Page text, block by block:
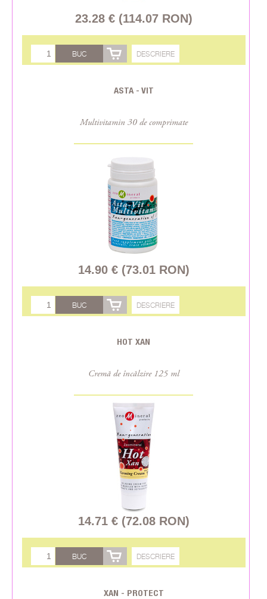
23.28 € (114.07 RON)
BUC DESCRIERE
ASTA - VIT
Multivitamin 30 de comprimate
14.90 € (73.01 RON)
BUC DESCRIERE
HOT XAN
Cremă de încălzire 125 ml
14.71 € (72.08 RON)
BUC DESCRIERE
XAN - PROTECT